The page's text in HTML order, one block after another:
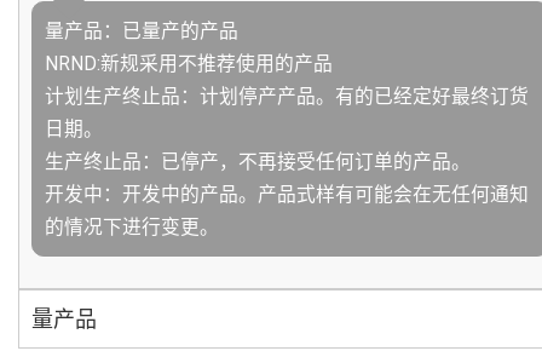
量产品：已量产的产品
NRND:新规采用不推荐使用的产品
计划生产终止品：计划停产产品。有的已经定好最终订货
日期。
生产终止品：已停产，不再接受任何订单的产品。
开发中：开发中的产品。产品式样有可能会在无任何通知
的情况下进行变更。
量产品